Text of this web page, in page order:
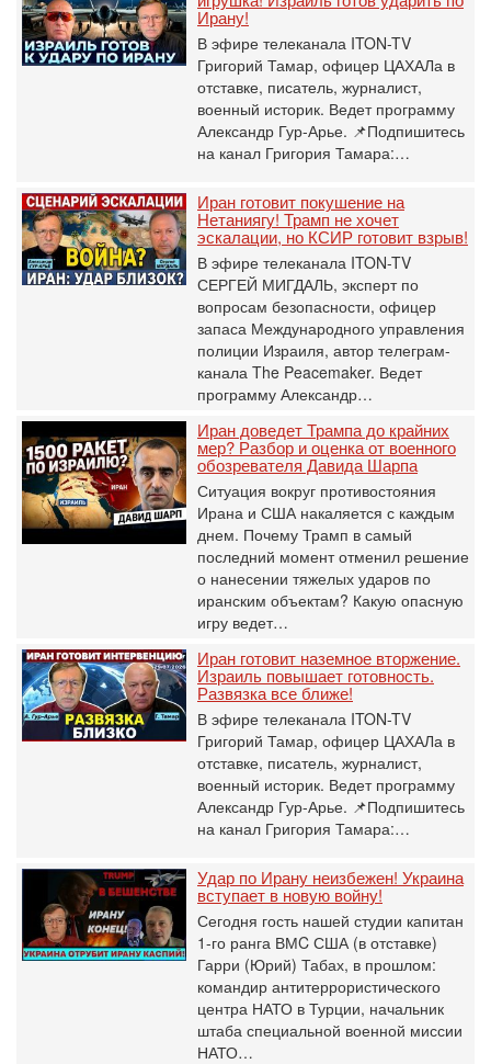
Ирану!
В эфире телеканала ITON-TV
Григорий Тамар, офицер ЦАХАЛа в
отставке, писатель, журналист,
военный историк. Ведет программу
Александр Гур-Арье. 📌Подпишитесь
на канал Григория Тамара:…
Иран готовит покушение на
Нетаниягу! Трамп не хочет
эскалации, но КСИР готовит взрыв!
В эфире телеканала ITON-TV
СЕРГЕЙ МИГДАЛЬ, эксперт по
вопросам безопасности, офицер
запаса Международного управления
полиции Израиля, автор телеграм-
канала The Peacemaker. Ведет
программу Александр…
Иран доведет Трампа до крайних
мер? Разбор и оценка от военного
обозревателя Давида Шарпа
Ситуация вокруг противостояния
Ирана и США накаляется с каждым
днем. Почему Трамп в самый
последний момент отменил решение
о нанесении тяжелых ударов по
иранским объектам? Какую опасную
игру ведет…
Иран готовит наземное вторжение.
Израиль повышает готовность.
Развязка все ближе!
В эфире телеканала ITON-TV
Григорий Тамар, офицер ЦАХАЛа в
отставке, писатель, журналист,
военный историк. Ведет программу
Александр Гур-Арье. 📌Подпишитесь
на канал Григория Тамара:…
Удар по Ирану неизбежен! Украина
вступает в новую войну!
Сегодня гость нашей студии капитан
1-го ранга ВМC США (в отставке)
Гарри (Юрий) Табах, в прошлом:
командир антитеррористического
центра НАТО в Турции, начальник
штаба специальной военной миссии
НАТО…